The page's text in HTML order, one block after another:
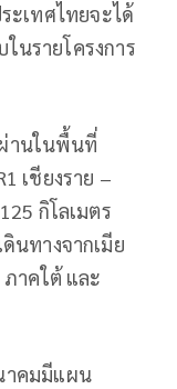
ะเทศไทยจะได้
นรายโครงการ
านในพื้นที่
เชียงราย –
กิโลเมตร
นทางจากเมีย
าคใต้ และ
าคมมีแผน